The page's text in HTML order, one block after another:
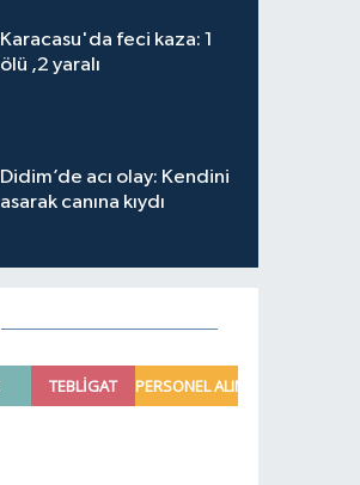
Karacasu'da feci kaza: 1
ölü ,2 yaralı
Didim’de acı olay: Kendini
asarak canına kıydı